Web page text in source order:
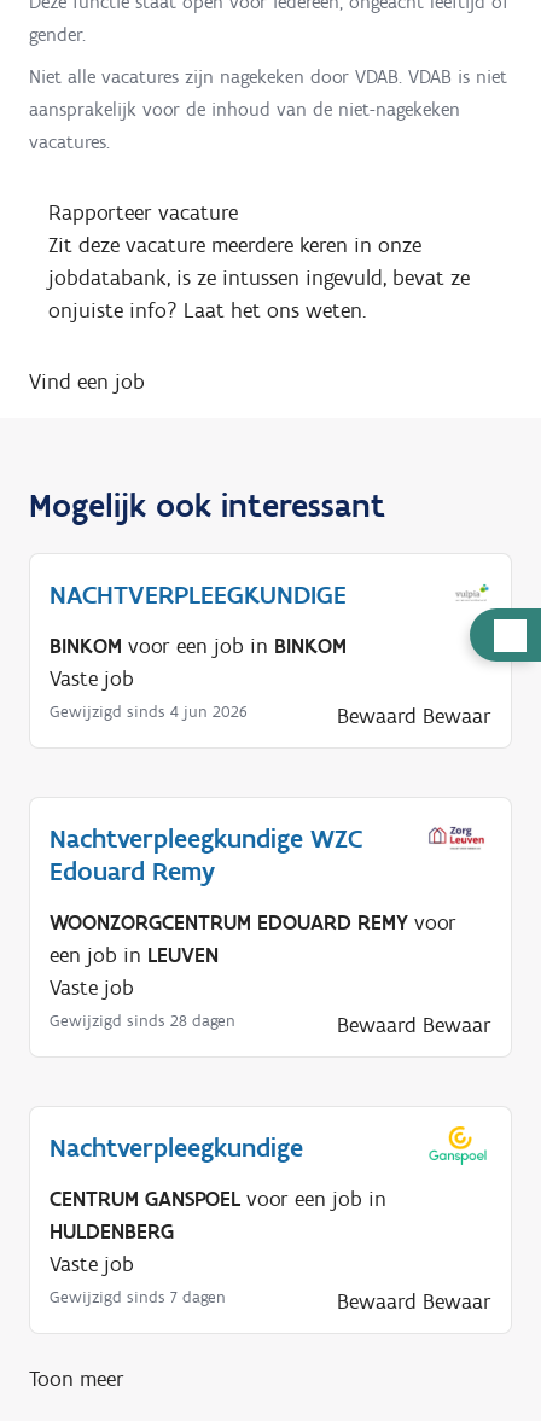
u
p
o
gender.
Niet alle vacatures zijn nagekeken door VDAB. VDAB is niet
aansprakelijk voor de inhoud van de niet-nagekeken
vacatures.
Rapporteer vacature
Zit deze vacature meerdere keren in onze
jobdatabank, is ze intussen ingevuld, bevat ze
onjuiste info? Laat het ons weten.
Vind een job
Mogelijk ook interessant
NACHTVERPLEEGKUNDIGE
BINKOM voor een job in BINKOM
Vaste job
Gewijzigd sinds 4 jun 2026 Bewaard Bewaar
Nachtverpleegkundige WZC
Edouard Remy
WOONZORGCENTRUM EDOUARD REMY voor
een job in LEUVEN
Vaste job
Gewijzigd sinds 28 dagen Bewaard Bewaar
Nachtverpleegkundige
CENTRUM GANSPOEL voor een job in
HULDENBERG
Vaste job
Gewijzigd sinds 7 dagen Bewaard Bewaar
Toon meer